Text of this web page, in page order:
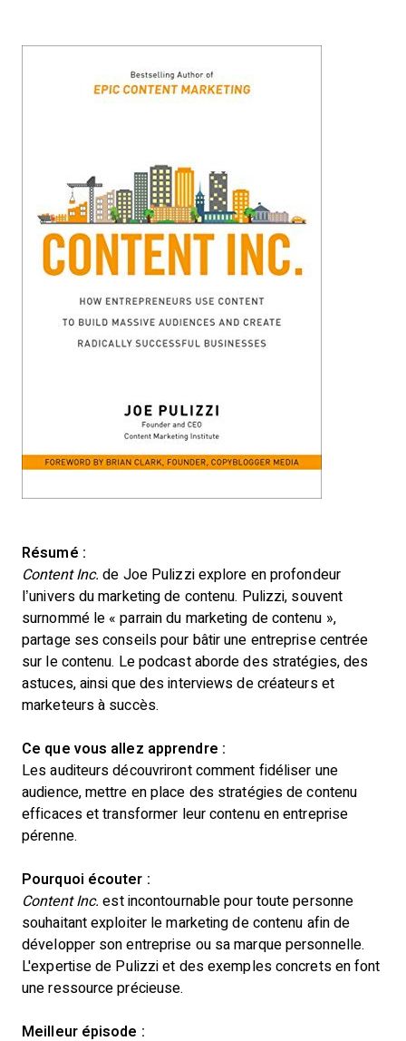
Résumé :
Content Inc. de Joe Pulizzi explore en profondeur
l’univers du marketing de contenu. Pulizzi, souvent
surnommé le « parrain du marketing de contenu »,
partage ses conseils pour bâtir une entreprise centrée
sur le contenu. Le podcast aborde des stratégies, des
astuces, ainsi que des interviews de créateurs et
marketeurs à succès.
Ce que vous allez apprendre :
Les auditeurs découvriront comment fidéliser une
audience, mettre en place des stratégies de contenu
efficaces et transformer leur contenu en entreprise
pérenne.
Pourquoi écouter :
Content Inc. est incontournable pour toute personne
souhaitant exploiter le marketing de contenu afin de
développer son entreprise ou sa marque personnelle.
L'expertise de Pulizzi et des exemples concrets en font
une ressource précieuse.
Meilleur épisode :